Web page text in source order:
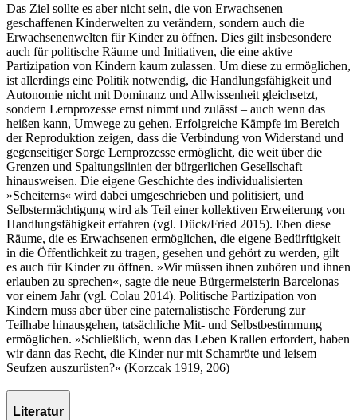
Das Ziel sollte es aber nicht sein, die von Erwachsenen
geschaffenen Kinderwelten zu verändern, sondern auch die
Erwachsenenwelten für Kinder zu öffnen. Dies gilt insbesondere
auch für politische Räume und Initiativen, die eine aktive
Partizipation von Kindern kaum zulassen. Um diese zu ermöglichen,
ist allerdings eine Politik notwendig, die Handlungsfähigkeit und
Autonomie nicht mit Dominanz und Allwissenheit gleichsetzt,
sondern Lernprozesse ernst nimmt und zulässt – auch wenn das
heißen kann, Umwege zu gehen. Erfolgreiche Kämpfe im Bereich
der Reproduktion zeigen, dass die Verbindung von Widerstand und
gegenseitiger Sorge Lernprozesse ermöglicht, die weit über die
Grenzen und Spaltungslinien der bürgerlichen Gesellschaft
hinausweisen. Die eigene Geschichte des individualisierten
»Scheiterns« wird dabei umgeschrieben und politisiert, und
Selbstermächtigung wird als Teil einer kollektiven Erweiterung von
Handlungsfähigkeit erfahren (vgl. Dück/Fried 2015). Eben diese
Räume, die es Erwachsenen ermöglichen, die eigene Bedürftigkeit
in die Öffentlichkeit zu tragen, gesehen und gehört zu werden, gilt
es auch für Kinder zu öffnen. »Wir müssen ihnen zuhören und ihnen
erlauben zu sprechen«, sagte die neue Bürgermeisterin Barcelonas
vor einem Jahr (vgl. Colau 2014). Politische Partizipation von
Kindern muss aber über eine paternalistische Förderung zur
Teilhabe hinausgehen, tatsächliche Mit- und Selbstbestimmung
ermöglichen. »Schließlich, wenn das Leben Krallen erfordert, haben
wir dann das Recht, die Kinder nur mit Schamröte und leisem
Seufzen auszurüsten?« (Korzcak 1919, 206)
Literatur